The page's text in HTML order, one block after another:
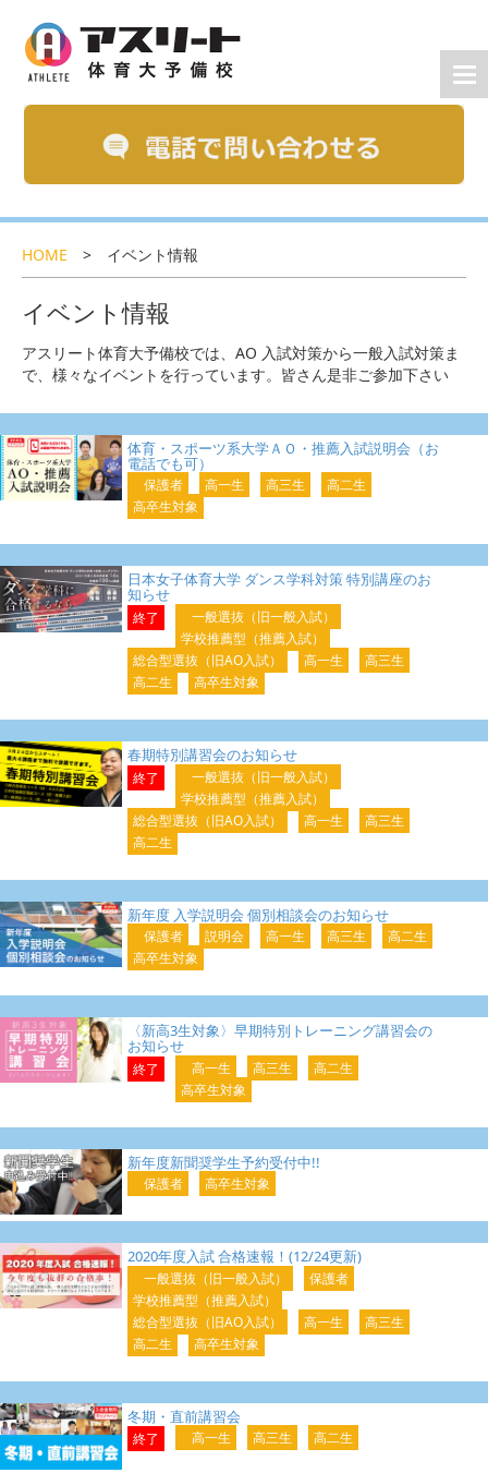
HOME > イベント情報
イベント情報
アスリート体育大予備校では、AO 入試対策から一般入試対策ま
で、様々なイベントを行っています。皆さん是非ご参加下さい
体育・スポーツ系大学ＡＯ・推薦入試説明会（お
電話でも可）
保護者 高一生 高三生
高二生
高卒生対象
日本女子体育大学 ダンス学科対策 特別講座のお
知らせ
終了
一般選抜（旧一般入試）
学校推薦型（推薦入試）
総合型選抜（旧AO入試）
高一生
高三生
高二生
高卒生対象
春期特別講習会のお知らせ
終了
一般選抜（旧一般入試）
学校推薦型（推薦入試）
総合型選抜（旧AO入試）
高一生
高三生
高二生
新年度 入学説明会 個別相談会のお知らせ
保護者 説明会 高一生 高三生
高二生
高卒生対象
〈新高3生対象〉早期特別トレーニング講習会の
お知らせ
終了 高一生 高三生
高二生
高卒生対象
新年度新聞奨学生予約受付中!!
保護者 高卒生対象
2020年度入試 合格速報！(12/24更新)
一般選抜（旧一般入試）
保護者
学校推薦型（推薦入試）
総合型選抜（旧AO入試）
高一生
高三生
高二生
高卒生対象
冬期・直前講習会
終了 高一生 高三生 高二生